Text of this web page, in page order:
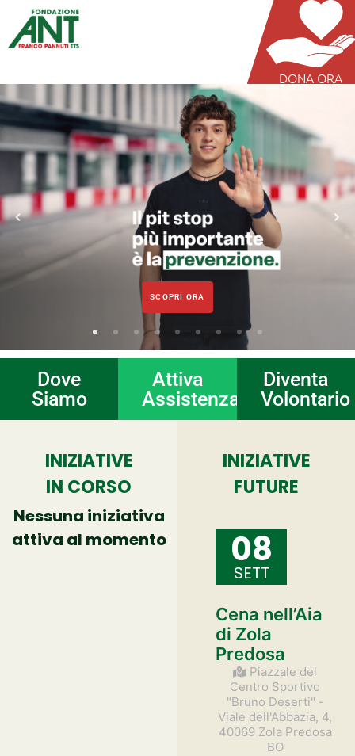
DONA ORA
SCOPRI ORA
Dove
Siamo
Attiva
Assistenza
Diventa
Volontario
INIZIATIVE
IN CORSO
Nessuna iniziativa
attiva al momento
INIZIATIVE
FUTURE
08
SETT
Cena nell’Aia
di Zola
Predosa
Piazzale del
Centro Sportivo
"Bruno Deserti" -
Viale dell'Abbazia, 4,
40069 Zola Predosa
BO